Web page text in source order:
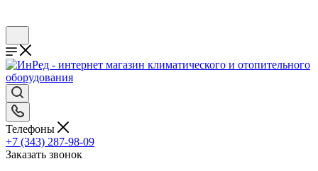
Телефоны
+7 (343) 287-98-09
Заказать звонок